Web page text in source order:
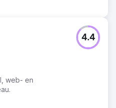
web- en
4.4